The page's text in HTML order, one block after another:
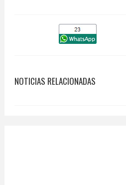
NOTICIAS RELACIONADAS